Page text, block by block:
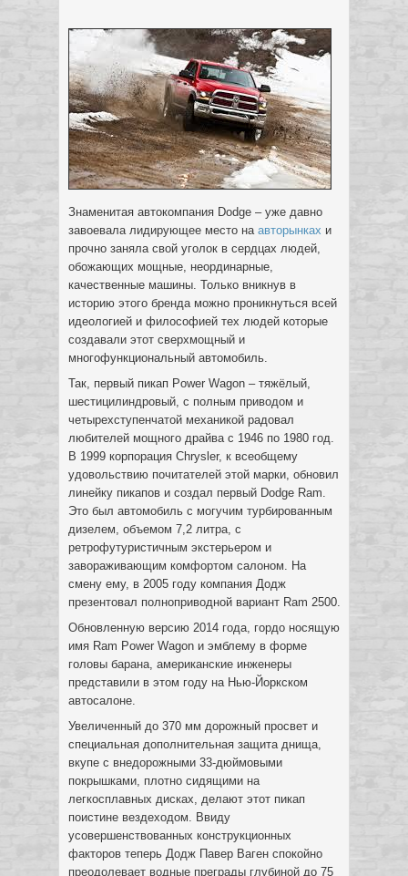
Знаменитая автокомпания Dodge – уже давно
завоевала лидирующее место на авторынках и
прочно заняла свой уголок в сердцах людей,
обожающих мощные, неординарные,
качественные машины. Только вникнув в
историю этого бренда можно проникнуться всей
идеологией и философией тех людей которые
создавали этот сверхмощный и
многофункциональный автомобиль.
Так, первый пикап Power Wagon – тяжёлый,
шестицилиндровый, с полным приводом и
четырехступенчатой механикой радовал
любителей мощного драйва с 1946 по 1980 год.
В 1999 корпорация Chrysler, к всеобщему
удовольствию почитателей этой марки, обновил
линейку пикапов и создал первый Dodge Ram.
Это был автомобиль с могучим турбированным
дизелем, объемом 7,2 литра, с
ретрофутуристичным экстерьером и
завораживающим комфортом салоном. На
смену ему, в 2005 году компания Додж
презентовал полноприводной вариант Ram 2500.
Обновленную версию 2014 года, гордо носящую
имя Ram Power Wagon и эмблему в форме
головы барана, американские инженеры
представили в этом году на Нью-Йоркском
автосалоне.
Увеличенный до 370 мм дорожный просвет и
специальная дополнительная защита днища,
вкупе с внедорожными 33-дюймовыми
покрышками, плотно сидящими на
легкосплавных дисках, делают этот пикап
поистине вездеходом. Ввиду
усовершенствованных конструкционных
факторов теперь Додж Павер Ваген спокойно
преодолевает водные преграды глубиной до 75